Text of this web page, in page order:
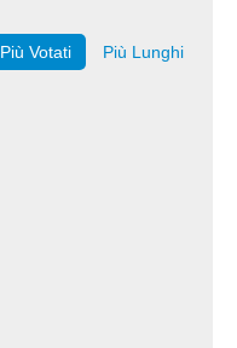
Più Votati Più Lunghi